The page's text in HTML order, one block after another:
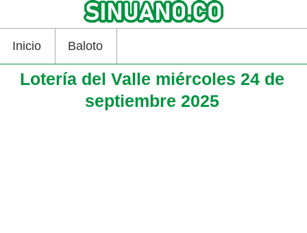
Inicio Baloto
Lotería del Valle miércoles 24 de
septiembre 2025